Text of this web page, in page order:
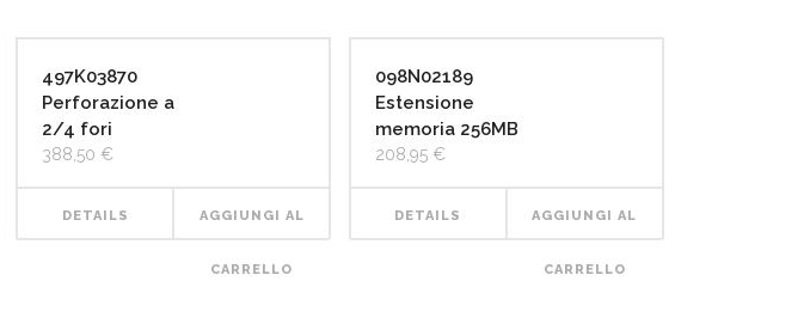
497K03870
Perforazione a
2/4 fori
388,50 €
DETAILS AGGIUNGI AL
CARRELLO
098N02189
Estensione
memoria 256MB
208,95 €
DETAILS AGGIUNGI AL
CARRELLO